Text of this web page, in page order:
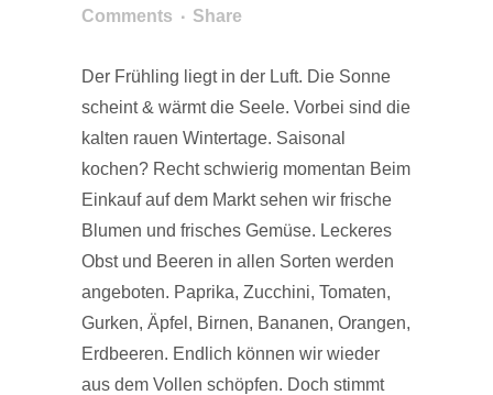
Comments
Share
Der Frühling liegt in der Luft. Die Sonne
scheint & wärmt die Seele. Vorbei sind die
kalten rauen Wintertage. Saisonal
kochen? Recht schwierig momentan Beim
Einkauf auf dem Markt sehen wir frische
Blumen und frisches Gemüse. Leckeres
Obst und Beeren in allen Sorten werden
angeboten. Paprika, Zucchini, Tomaten,
Gurken, Äpfel, Birnen, Bananen, Orangen,
Erdbeeren. Endlich können wir wieder
aus dem Vollen schöpfen. Doch stimmt